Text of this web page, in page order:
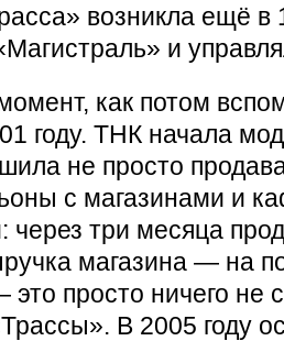
возникла ещё в
и
как потом
году. ТНК начала
не просто
с магазинами и
три месяца
магазина — на
просто ничего не
В 2005 году